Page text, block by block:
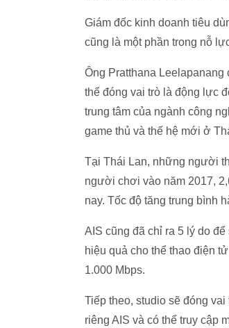
Giám đốc kinh doanh tiêu
cũng là một phần trong nỗ
Ông Pratthana Leelapanang
thể đóng vai trò là động lực
trung tâm của ngành công
game thủ và thế hệ mới ở
Tại Thái Lan, những người
người chơi vào năm 2017,
nay. Tốc độ tăng trung bình
AIS cũng đã chỉ ra 5 lý do
hiệu quả cho thể thao điện
1.000 Mbps.
Tiếp theo, studio sẽ đóng
riêng AIS và có thể truy cập